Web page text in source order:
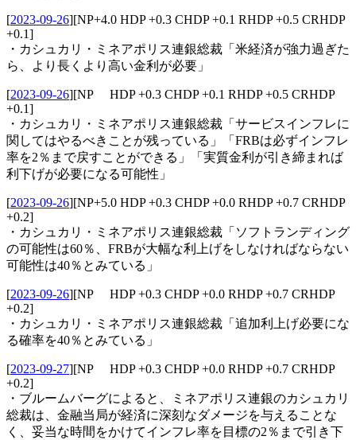
[2023-09-26][NP+4.0 HDP +0.3 CHDP +0.1 RHDP +0.5 CRHDP
+0.1]
・カシュカリ・ミネアポリス連銀総裁「米経済が強力過ぎた
ら、より長くより高い金利が必要」
[2023-09-26][NP HDP +0.3 CHDP +0.1 RHDP +0.5 CRHDP
+0.1]
・カシュカリ・ミネアポリス連銀総裁「サービスインフレに
関してはやるべきことが残っている」「FRBは必ずインフレ
率を2％まで戻すことができる」「実質金利が引き締まれば
利下げが必要になる可能性」
[2023-09-26][NP+5.0 HDP +0.3 CHDP +0.0 RHDP +0.7 CRHDP
+0.2]
・カシュカリ・ミネアポリス連銀総裁「ソフトランディング
の可能性は60％、FRBが大幅な利上げをしなければならない
可能性は40％とみている」
[2023-09-26][NP HDP +0.3 CHDP +0.0 RHDP +0.7 CRHDP
+0.2]
・カシュカリ・ミネアポリス連銀総裁「追加利上げ必要にな
る確率を40％とみている」
[2023-09-27][NP HDP +0.3 CHDP +0.0 RHDP +0.7 CRHDP
+0.2]
・ブルームバーグによると、ミネアポリス連銀のカシュカリ
総裁は、金融当局が経済に深刻なダメージを与えることな
く、妥当な時間をかけてインフレ率を目標の2％まで引き下